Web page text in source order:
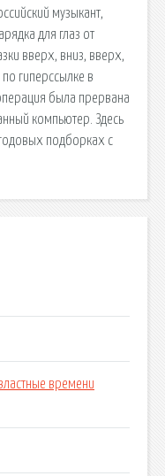
музыкант,
для глаз от
вверх, вниз, вверх,
гиперссылке в
была прервана
компьютер. Здесь
подборках с
времени